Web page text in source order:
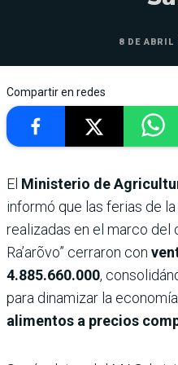
8 DE ABRIL
Compartir en redes
El Ministerio de
informó que las ferias de
realizadas en el marco del
Ra’arõvo” cerraron con
4.885.660.000,
para dinamizar la
alimentos a precios